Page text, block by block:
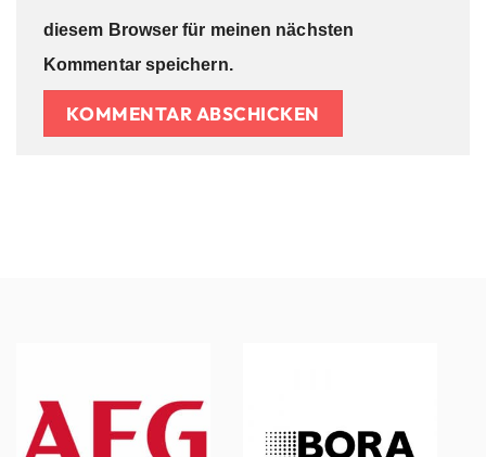
diesem Browser für meinen nächsten
Kommentar speichern.